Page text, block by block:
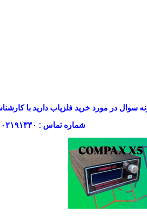
سوال در مورد خرید فلزیاب دارید با
شماره تماس : ۰۹۱۰۲۱۹۱۳۳۰